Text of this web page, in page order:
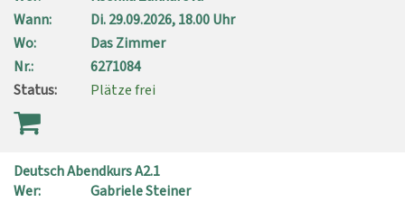
Wann:
Di.29.09.2026, 18.00 Uhr
Wo:
Das Zimmer
Nr.:
6271084
Status:
Plätze frei
Deutsch Abendkurs A2.1
Wer:
Gabriele Steiner